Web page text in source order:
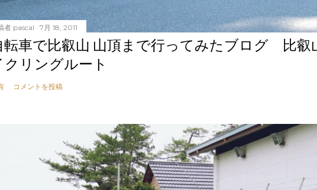
者 pascal 7月 18, 2011
転車で比叡山 山頂まで行ってみたブログ 比叡
クリングルート
コメントを投稿